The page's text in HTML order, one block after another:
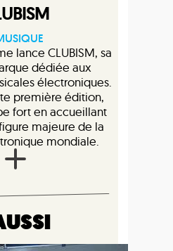
lance CLUBISM, sa
dédiée aux
électroniques.
première édition,
fort en accueillant
majeure de la
mondiale.